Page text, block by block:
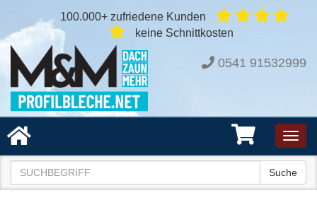
100.000+ zufriedene Kunden
keine Schnittkosten
0541 91532999
Suche